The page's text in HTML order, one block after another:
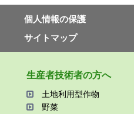
個⼈情報の保護
サイトマップ
⽣産者技術者の⽅へ
⼟地利⽤型作物
野菜